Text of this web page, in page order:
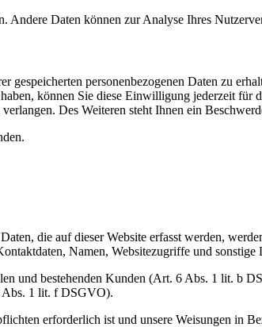
Daten können zur Analyse Ihres
personenbezogenen Daten zu
können Sie diese Einwilligung jederzeit für
Des Weiteren steht Ihnen ein
die auf dieser Website erfasst werden,
Namen, Websitezugriffe und sonstige
und bestehenden Kunden (Art. 6 Abs. 1 lit. b
Abs. 1 lit. f DSGVO).
erforderlich ist und unsere Weisungen in